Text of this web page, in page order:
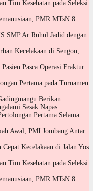
Tim Kesehatan pada Seleksi
PMR MTsN 8
SMP Ar Ruhul Jadid dengan
Kecelakaan di Sengon,
Pasca Operasi Fraktur
Pertama pada Turnamen
Berikan
Sesak Napas
Pertama Selama
Awal, PMI Jombang Antar
Kecelakaan di Jalan Yos
Tim Kesehatan pada Seleksi
PMR MTsN 8